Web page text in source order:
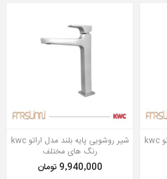
شیر روشویی پایه بلند مدل اراتو kwc
شیر روشویی پایه بلند مدل اراتو kwc
رنگ های مختلف
9٬940٬000 تومان